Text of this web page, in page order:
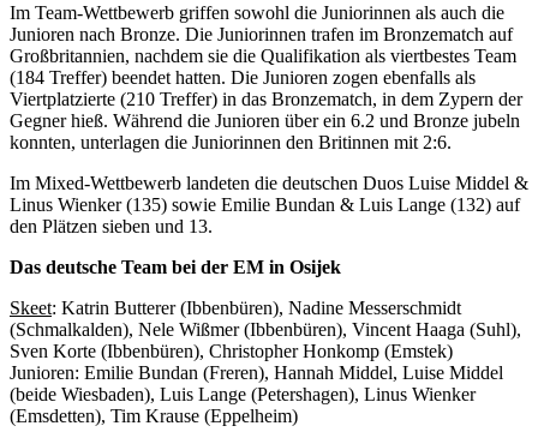
Im Team-Wettbewerb griffen sowohl die Juniorinnen als auch die
Junioren nach Bronze. Die Juniorinnen trafen im Bronzematch auf
Großbritannien, nachdem sie die Qualifikation als viertbestes Team
(184 Treffer) beendet hatten. Die Junioren zogen ebenfalls als
Viertplatzierte (210 Treffer) in das Bronzematch, in dem Zypern der
Gegner hieß. Während die Junioren über ein 6.2 und Bronze jubeln
konnten, unterlagen die Juniorinnen den Britinnen mit 2:6.
Im Mixed-Wettbewerb landeten die deutschen Duos Luise Middel &
Linus Wienker (135) sowie Emilie Bundan & Luis Lange (132) auf
den Plätzen sieben und 13.
Das deutsche Team bei der EM in Osijek
Skeet: Katrin Butterer (Ibbenbüren), Nadine Messerschmidt
(Schmalkalden), Nele Wißmer (Ibbenbüren), Vincent Haaga (Suhl),
Sven Korte (Ibbenbüren), Christopher Honkomp (Emstek)
Junioren: Emilie Bundan (Freren), Hannah Middel, Luise Middel
(beide Wiesbaden), Luis Lange (Petershagen), Linus Wienker
(Emsdetten), Tim Krause (Eppelheim)